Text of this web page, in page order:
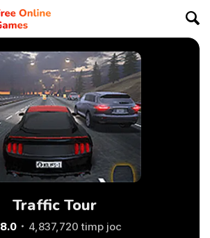
Traffic Tour
8.0 4,837,720 timp joc